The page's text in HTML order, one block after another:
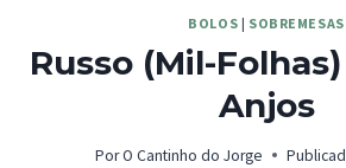
BOLOS | SOBREMESAS
Russo (Mil-
Anjos
PorO Cantinho do Jorge